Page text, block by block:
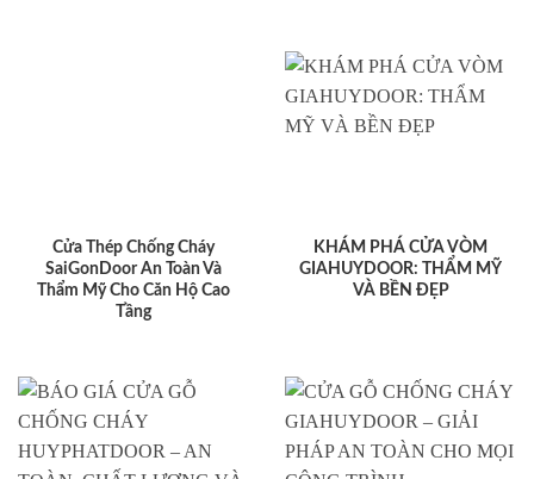
Cửa Thép Chống Cháy
SaiGonDoor An Toàn Và
Thẩm Mỹ Cho Căn Hộ Cao
Tầng
KHÁM PHÁ CỬA VÒM
GIAHUYDOOR: THẨM MỸ
VÀ BỀN ĐẸP